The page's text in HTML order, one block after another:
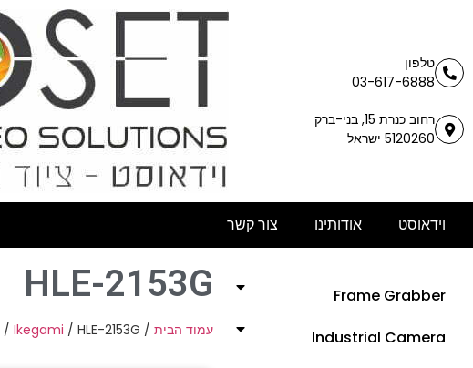
טלפון
03-617-6888
רחוב כנרת 15, בני-ברק
5120260 ישראל
וידאוסט אודותינו צור קשר
Frame Grabber
Industrial Camera
HLE-2153G
עמוד הבית /
/ Ikegami / HLE-2153G